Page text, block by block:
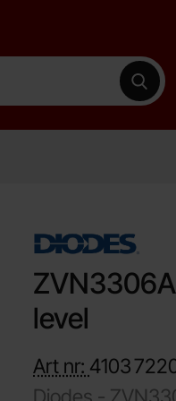
3A logic level som favorit
level
Art nr: 4103
Diodes -